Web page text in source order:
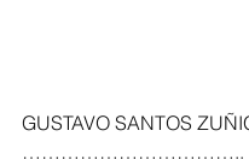
GUSTAVO SANTOS
……………………………..